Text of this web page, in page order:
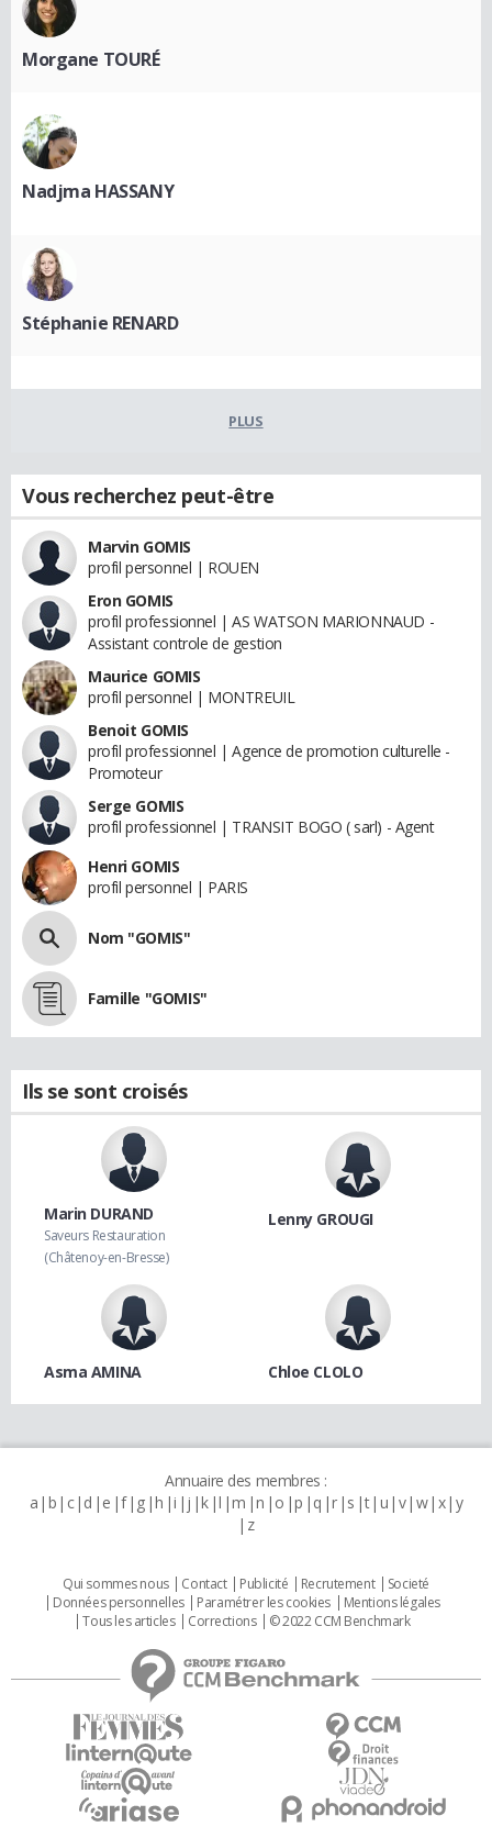
Morgane TOURÉ
Nadjma HASSANY
Stéphanie RENARD
PLUS
Vous recherchez peut-être
Marvin GOMIS
profil personnel | ROUEN
Eron GOMIS
profil professionnel | AS WATSON MARIONNAUD -
Assistant controle de gestion
Maurice GOMIS
profil personnel | MONTREUIL
Benoit GOMIS
profil professionnel | Agence de promotion culturelle -
Promoteur
Serge GOMIS
profil professionnel | TRANSIT BOGO ( sarl) - Agent
Henri GOMIS
profil personnel | PARIS
Nom "GOMIS"
Famille "GOMIS"
Ils se sont croisés
Marin DURAND
Saveurs Restauration
(Châtenoy-en-Bresse)
Lenny GROUGI
Asma AMINA Chloe CLOLO
Annuaire des membres :
a b c d e f g h i j k l m n o p q r s t u v w x y
z
Qui sommes nous Contact Publicité Recrutement
Societé
Données personnelles
Paramétrer les cookies
Mentions légales
Tous les articles
Corrections © 2022 CCM Benchmark